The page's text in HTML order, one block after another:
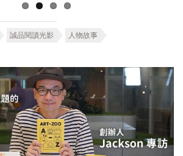
誠品閱讀光影 人物故事